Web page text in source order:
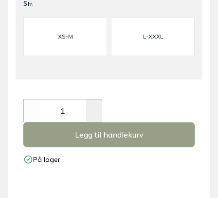
Str.
Velg en Str.
XS-M L-XXXL
Decrease
Legg til handlekurv
På lager